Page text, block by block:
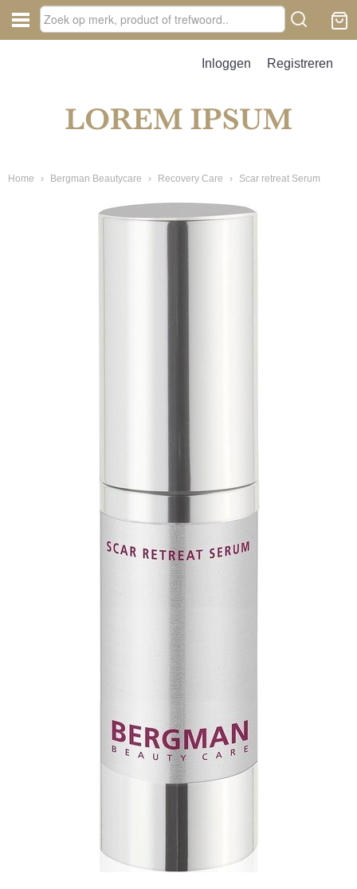
Inloggen Registreren
Home › Bergman Beautycare › Recovery Care › Scar retreat Serum